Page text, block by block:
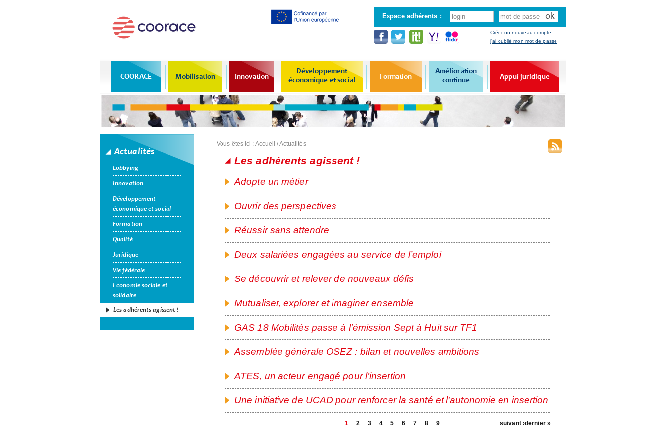
contenu
principal
Espace adhérents :
Créer un nouveau compte
j'ai oublié mon mot de passe
COORACE Mobilisation Innovation
Développement
économique et social
Formation
Amélioration
continue
Appui juridique
Actualités
Lobbying
Innovation
Développement
économique et social
Formation
Qualité
Juridique
Vie fédérale
Economie sociale et
solidaire
Les adhérents agissent !
Vous êtes ici : Accueil /Actualités
Les adhérents agissent !
Adopte un métier
Ouvrir des perspectives
Réussir sans attendre
Deux salariées engagées au service de l’emploi
Se découvrir et relever de nouveaux défis
Mutualiser, explorer et imaginer ensemble
GAS 18 Mobilités passe à l'émission Sept à Huit sur TF1
Assemblée générale OSEZ : bilan et nouvelles ambitions
ATES, un acteur engagé pour l’insertion
Une initiative de UCAD pour renforcer la santé et l'autonomie en insertion
Pages
1 2 3 4 5 6 7 8 9 suivant ›dernier »